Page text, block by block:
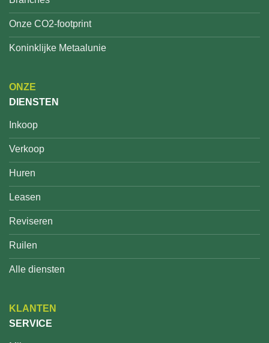
Onze CO2-footprint
Koninklijke Metaalunie
ONZE
DIENSTEN
Inkoop
Verkoop
Huren
Leasen
Reviseren
Ruilen
Alle diensten
KLANTEN
SERVICE